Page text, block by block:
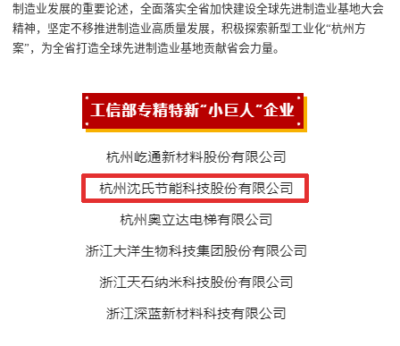
制造业发展的重要论述，全面落实全省加快建设全球先进制造业基地大会
精神，坚定不移推进制造业高质量发展，积极探索新型工业化“杭州方
案” ，为全省打造全球先进制造业基地贡献省会力量。